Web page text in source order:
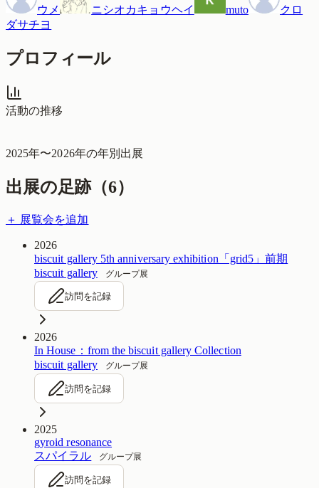
ウメ ニシオカキョウヘイ muto
クロ
ダサチヨ
プロフィール
活動の推移
2025年〜2026年の年別出展
出展の足跡（6）
＋ 展覧会を追加
2026
biscuit gallery 5th anniversary exhibition「grid5」前期
biscuit gallery
グループ展
訪問を記録
2026
In House：from the biscuit gallery Collection
biscuit gallery
グループ展
訪問を記録
2025
gyroid resonance
スパイラル
グループ展
訪問を記録